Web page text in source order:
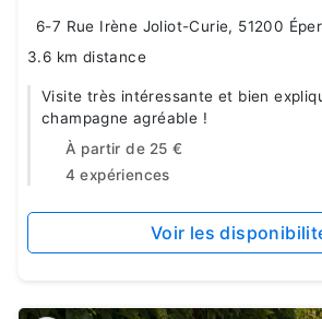
6-7 Rue Irène Joliot-Curie, 51200
3.6 km distance
Visite très intéressante et bien
champagne agréable !
À partir de 25 €
4 expériences
Voir les